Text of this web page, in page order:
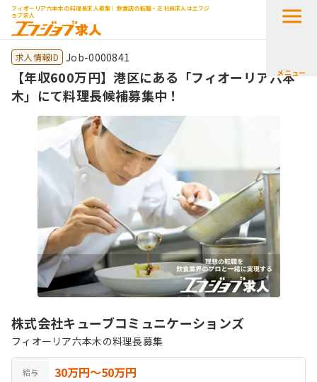
フィオーリア六本木の料理長求人募集｜飲食店の転職・正社員求人はエフジ
ョブ求人
メニュー
【年収600万円】港区にある「フィオーリア六本
木」にて料理長候補募集中！
求人情報ID Job-0000841
株式会社キューブコミュニケーションズ
フィオーリア六本木の料理長募集
給与 30万円〜50万円